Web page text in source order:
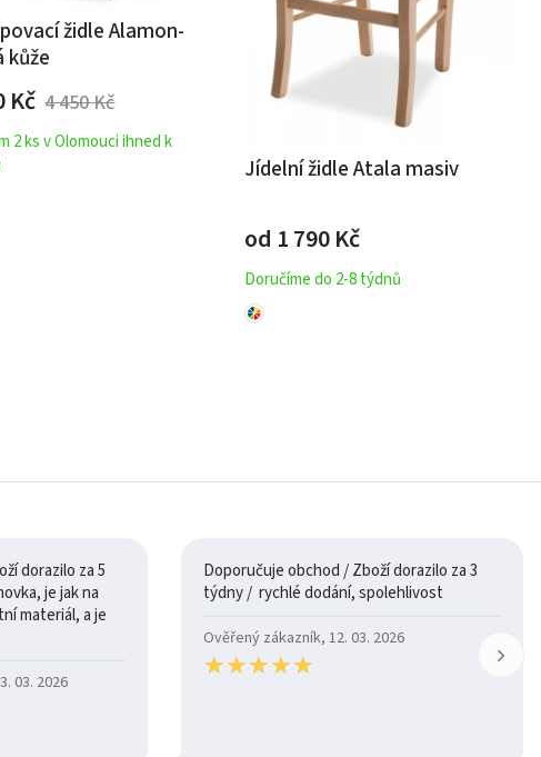
židle Alamon-
kůže
Kč 4 450Kč
2 ks v Olomouci ihned k
Jídelní židle Atala masiv
od 1 790Kč
Doručíme do 2-8 týdnů
dorazilo za 5
materiál, a je
03. 2026
Doporučuje obchod / Zboží dorazilo za 3
týdny / rychlé dodání, spolehlivost
Ověřený zákazník, 12. 03. 2026
★★★★★
★★★★★